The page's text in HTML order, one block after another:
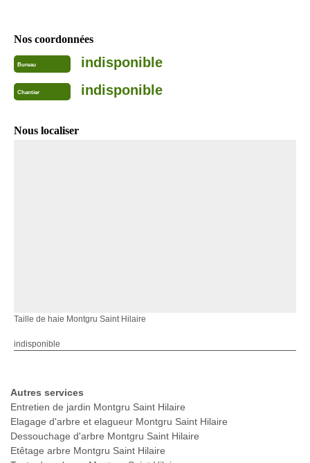
Nos coordonnées
Bureau indisponible
Chantier indisponible
Nous localiser
Taille de haie Montgru Saint Hilaire
indisponible
Autres services
Entretien de jardin Montgru Saint Hilaire
Elagage d'arbre et elagueur Montgru Saint Hilaire
Dessouchage d'arbre Montgru Saint Hilaire
Etêtage arbre Montgru Saint Hilaire